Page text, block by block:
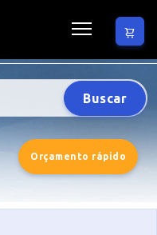
Buscar
Orçamento rápido